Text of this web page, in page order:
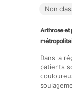
Non
Arthrose et
Dans la
patients